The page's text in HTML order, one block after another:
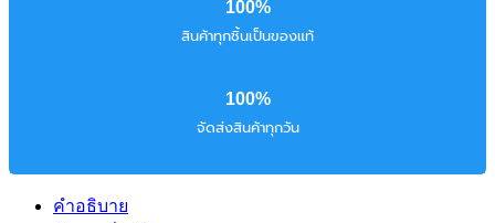
100%
สินค้าทุกชิ้นเป็นของแท้
100%
จัดส่งสินค้าทุกวัน
คำอธิบาย